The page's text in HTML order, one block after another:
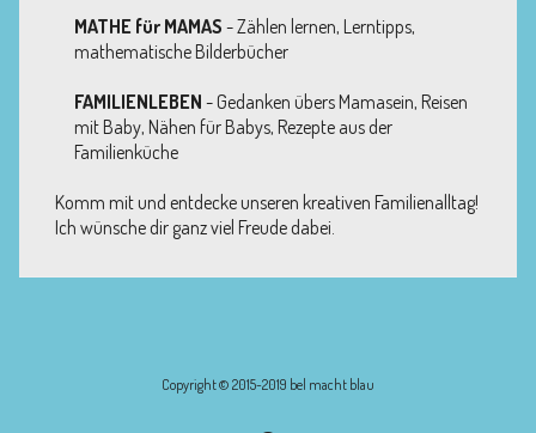
MATHE für MAMAS - Zählen lernen, Lerntipps,
mathematische Bilderbücher
FAMILIENLEBEN - Gedanken übers Mamasein, Reisen
mit Baby, Nähen für Babys, Rezepte aus der
Familienküche
Komm mit und entdecke unseren kreativen Familienalltag!
Ich wünsche dir ganz viel Freude dabei.
Copyright © 2015-2019 bel macht blau